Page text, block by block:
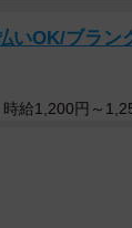
いOK/ブラン
給1,200円～